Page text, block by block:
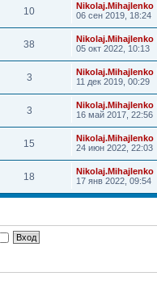
10
Nikolaj.Mihajlenko
06 сен 2019, 18:24
38
Nikolaj.Mihajlenko
05 окт 2022, 10:13
3
Nikolaj.Mihajlenko
11 дек 2019, 00:29
3
Nikolaj.Mihajlenko
16 май 2017, 22:56
15
Nikolaj.Mihajlenko
24 июн 2022, 22:03
18
Nikolaj.Mihajlenko
17 янв 2022, 09:54